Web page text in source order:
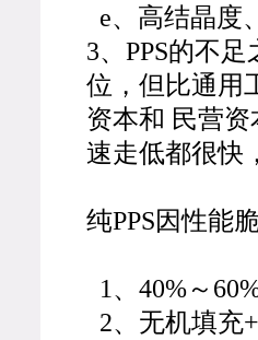
e、高结晶度
3、PPS的不
位，但比通用
资本和 民营
速走低都很快
纯PPS因性能
1、40%～
2、无机填充